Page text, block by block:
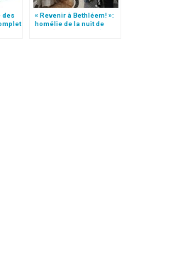
des
« Revenir à Bethléem! »:
homélie de la nuit de
Noël (texte complet)